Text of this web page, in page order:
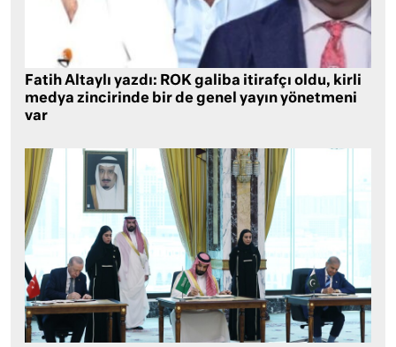
Fatih Altaylı yazdı: ROK galiba itirafçı oldu, kirli
medya zincirinde bir de genel yayın yönetmeni
var